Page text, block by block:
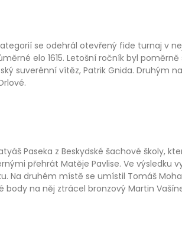
se odehrál otevřený fide turnaj v
elo 1615. Letošní ročník byl
suverénní vítěz, Patrik Gnida. Druhým
Paseka z Beskydské šachové školy,
přehrát Matěje Pavlise. Ve výsledku
Na druhém místě se umístil Tomáš
na něj ztrácel bronzový Martin